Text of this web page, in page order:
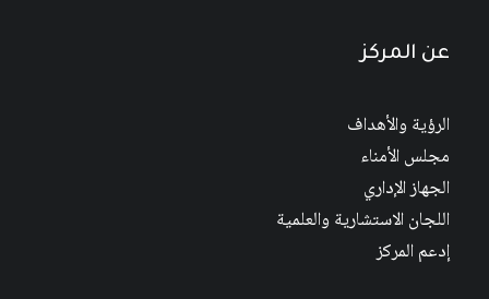
عن المركز
الرؤية والأهداف
مجلس الأمناء
الجهاز الإداري
اللجان الاستشارية والعلمية
إدعم المركز